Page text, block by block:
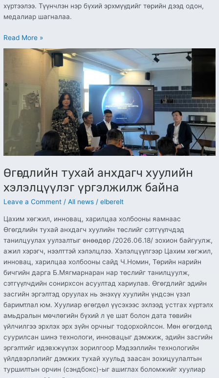
хүртээлээ. Түүнчлэн нэр бүхий эрхмүүдийг төрийн дээд одон,
медалиар шагналаа.
Read More »
Өгөгдлийн тухай анхдагч хуулийн
хэлэлцүүлэг үргэлжилж байна
Leave a Comment /All news /elberelt
Цахим хөгжил, инновац, харилцаа холбооны яамнаас
Өгөгдлийн тухай анхдагч хуулийн төслийг сэтгүүлчдэд
танилцуулах уулзалтыг өнөөдөр /2026.06.18/ зохион байгуулж,
ажил хэрэгч, нээлттэй хэлэлцлээ. Хэлэлцүүлгээр Цахим хөгжил,
инновац, харилцаа холбооны сайд Ч.Номин, Төрийн нарийн
бичгийн дарга Б.Мягмарнаран нар төслийг танилцуулж,
сэтгүүлчдийн сонирхсон асуултад хариулав. Өгөгдлийг эдийн
засгийн эргэлтэд оруулах нь энэхүү хуулийн үндсэн үзэл
баримтлал юм. Хуулиар өгөгдөл үүсэхээс эхлээд устгах хүртэлх
амьдралын мөчлөгийн бүхий л үе шат болон дата төвийн
үйлчилгээ эрхлэх эрх зүйн орчныг тодорхойлсон. Мөн өгөгдөлд
суурилсан шинэ технологи, инновацыг дэмжиж, эдийн засгийн
эргэлтийг идэвхжүүлэх зорилгоор Мэдээллийн технологийн
үйлдвэрлэлийг дэмжих тухай хуульд заасан зохицуулалтын
туршилтын орчин (сэндбокс)-ыг ашиглах боломжийг хуулиар
Өгөгдлийн
хуулийн
хэлэлцүүлэг
үргэлжилж
байна